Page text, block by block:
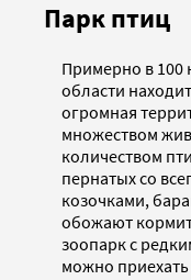
Парк птиц
Примерно в 100
области
огромная
множеством
количеством
пернатых со
козочками,
обожают
зоопарк с
можно приехать